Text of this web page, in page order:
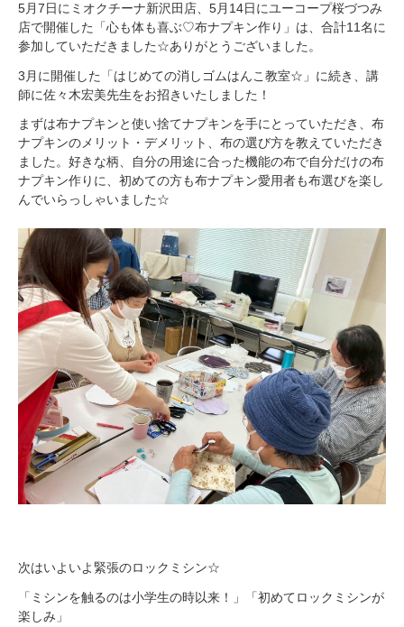
5月7日にミオクチーナ新沢田店、5月14日にユーコープ桜づつみ
店で開催した「心も体も喜ぶ♡布ナプキン作り」は、合計11名に
参加していただきました☆ありがとうございました。
3月に開催した「はじめての消しゴムはんこ教室☆」に続き、講
師に佐々木宏美先生をお招きいたしました！
まずは布ナプキンと使い捨てナプキンを手にとっていただき、布
ナプキンのメリット・デメリット、布の選び方を教えていただき
ました。好きな柄、自分の用途に合った機能の布で自分だけの布
ナプキン作りに、初めての方も布ナプキン愛用者も布選びを楽し
んでいらっしゃいました☆
次はいよいよ緊張のロックミシン☆
「ミシンを触るのは小学生の時以来！」「初めてロックミシンが
楽しみ」